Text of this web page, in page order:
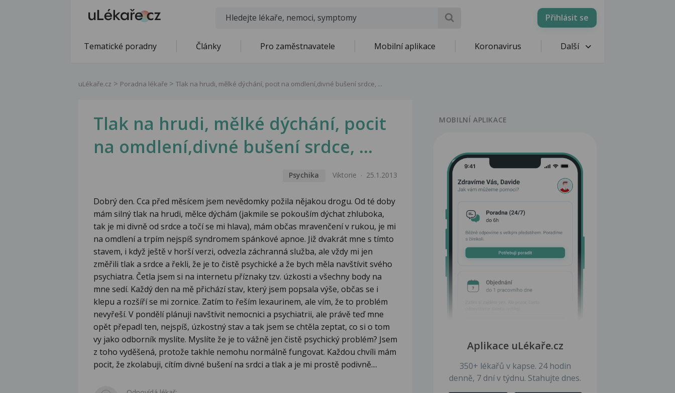
Přihlásit se
Tematické poradny Články Pro zaměstnavatele Mobilní aplikace Koronavirus Další
uLékaře.cz Poradna lékaře Tlak na hrudi, mělké dýchání, pocit na omdlení,divné bušení srdce, ...
Tlak na hrudi, mělké dýchání, pocit
na omdlení,divné bušení srdce, ...
Psychika Viktorie 25.1.2013
Dobrý den. Cca před měsícem jsem nevědomky požila nějakou drogu. Od té doby
mám silný tlak na hrudi, mělce dýchám (jakmile se pokouším dýchat zhluboka,
tak je mi divně od srdce a točí se mi hlava), mám občas mravenčení v rukou, je mi
na omdlení a trpím nejspíš syndromem spánkové apnoe. Již dvakrát mne s tímto
stavem, i když ještě v horší verzi, odvezla záchranná služba, ale vždy mi jen
změřili tlak a srdce a řekli, že je to čistě psychické a že bych měla navštívit svého
psychiatra. Četla jsem si na internetu příznaky tzv. úzkosti a všechny body na
mne sedí. Každý den na mě přichází stav, který jsem popsala výše, občas se i
klepu a rozšíří se mi zornice. Zatím to řeším lexaurinem, ale vím, že to problém
nevyřeší. V pondělí plánuji navštívit nemocnici a psychiatrii, ale právě teď mne
opět přepadl ten, nejspíš, úzkostný stav a tak jsem se chtěla zeptat, co si o tom
vy jako odborník myslíte. Myslíte že je to vážně jen čistě psychický problém? Jsem
z toho vyděšená, protože takhle nemohu normálně fungovat. Každou chvíli mám
pocit, že zkolabuji, cítím divné bušení na srdci a tlak a je mi prostě podivně....
MOBILNÍ APLIKACE
Aplikace uLékaře.cz
350+ lékařů v kapse. 24 hodin
denně, 7 dní v týdnu. Stahujte dnes.